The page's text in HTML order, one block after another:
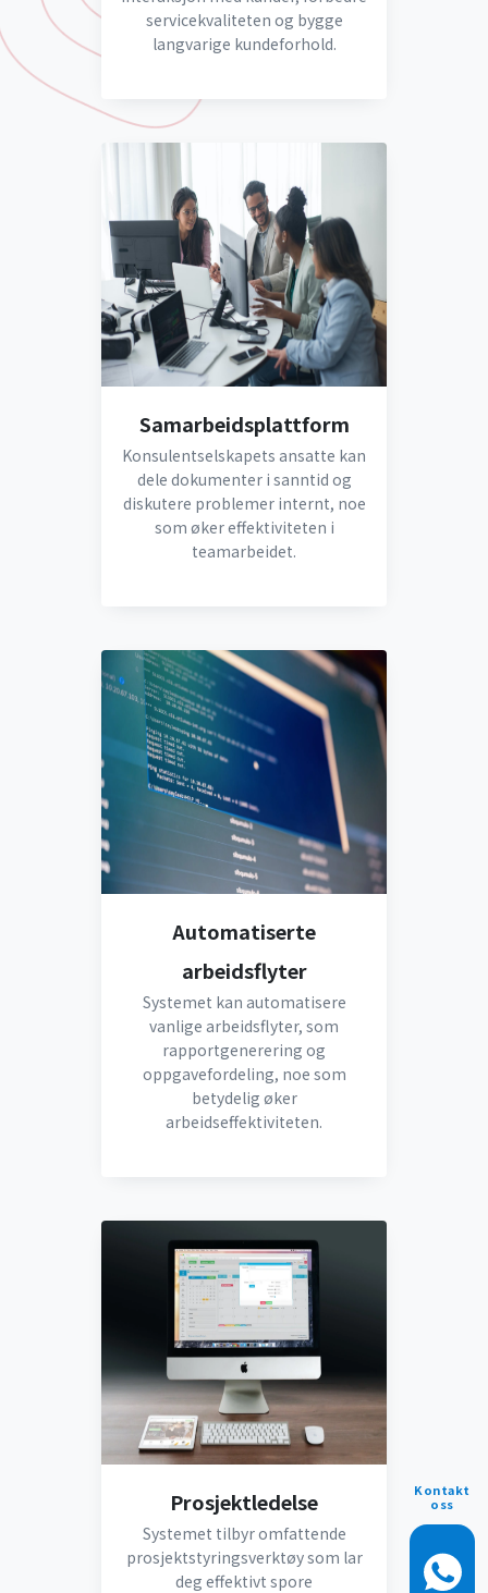
servicekvaliteten og bygge
langvarige kundeforhold.
Samarbeidsplattform
Konsulentselskapets ansatte kan
dele dokumenter i sanntid og
diskutere problemer internt, noe
som øker effektiviteten i
teamarbeidet.
Automatiserte
arbeidsflyter
Systemet kan automatisere
vanlige arbeidsflyter, som
rapportgenerering og
oppgavefordeling, noe som
betydelig øker
arbeidseffektiviteten.
Prosjektledelse
Systemet tilbyr omfattende
prosjektstyringsverktøy som lar
deg effektivt spore
Kontakt
oss